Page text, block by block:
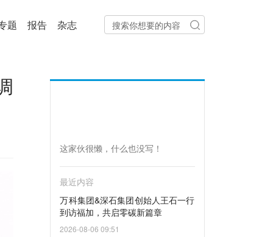
题 报告 杂志
这家伙很懒，什么也没写！
最近内容
万科集团&深石集团创始人王石一行
到访福加，共启零碳新篇章
2026-08-06 09:51